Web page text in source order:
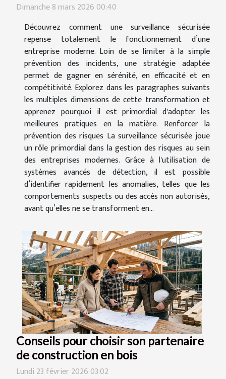
Dimanche 8 mars 2026 00:40
Découvrez comment une surveillance sécurisée
repense totalement le fonctionnement d’une
entreprise moderne. Loin de se limiter à la simple
prévention des incidents, une stratégie adaptée
permet de gagner en sérénité, en efficacité et en
compétitivité. Explorez dans les paragraphes suivants
les multiples dimensions de cette transformation et
apprenez pourquoi il est primordial d'adopter les
meilleures pratiques en la matière. Renforcer la
prévention des risques La surveillance sécurisée joue
un rôle primordial dans la gestion des risques au sein
des entreprises modernes. Grâce à l'utilisation de
systèmes avancés de détection, il est possible
d’identifier rapidement les anomalies, telles que les
comportements suspects ou des accès non autorisés,
avant qu’elles ne se transforment en...
Conseils pour choisir son partenaire
de construction en bois
Lundi 23 février 2026 03:02